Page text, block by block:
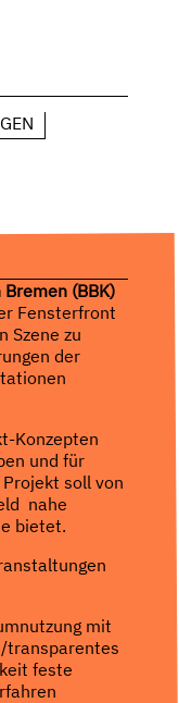
(BBK)
Fensterfront
Szene zu
der
Konzepten
und für
soll von
nahe
bietet.
mit
transparentes
feste